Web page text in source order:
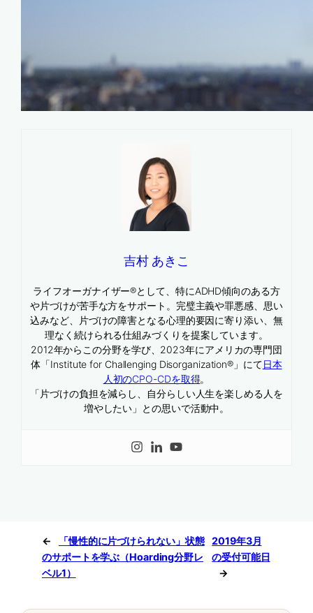
吉村 あきこ
ライフオーガナイザー®として、特にADHD傾向のある方
や片づけが苦手な方をサポート。完璧主義や罪悪感、思い
込みなど、片づけの障害となる心理的要因に寄り添い、無
理なく続けられる仕組みづくりを提案しています。
2012年からこの分野を学び、2023年にアメリカの専門団
体「Institute for Challenging Disorganization®」にて日本
人初のCPO-CDを取得。
「片づけの負担を減らし、自分らしい人生を楽しめる人を
増やしたい」との思いで活動中。
←
「慢性的に片づけられない」状態
のサポートを学ぶ（Hoarding分野レ
ベル1）
2019年3月
の受付可能日
→